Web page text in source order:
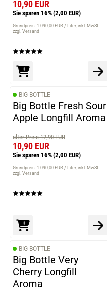
10,90 EUR
Sie sparen 16% (2,00 EUR)
Grundpreis: 1.090,00 EUR / Liter inkl. MwSt.
zzgl. Versand
BIG BOTTLE
Big Bottle Fresh Sour
Apple Longfill Aroma
alter Preis 12,90 EUR
10,90 EUR
Sie sparen 16% (2,00 EUR)
Grundpreis: 1.090,00 EUR / Liter inkl. MwSt.
zzgl. Versand
BIG BOTTLE
Big Bottle Very
Cherry Longfill
Aroma